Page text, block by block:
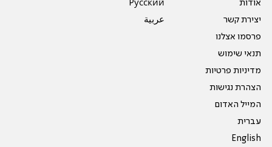
אודות
יצירת קשר
פרסמו אצלנו
תנאי שימוש
מדיניות פרטיות
הצהרת נגישות
המייל האדום
עברית
English
Pусский
عربية